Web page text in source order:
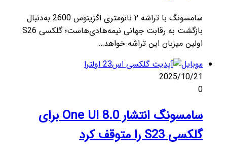
سامسونگ با تراشه ۲ نانومتری اگزینوس 2600 به‌دنبال
بازگشت به رقابت جهانی نیمه‌هادی‌هاست؛ گلکسی S26
اولین میزبان این تراشه خواهد…
موبایل
2025/10/21
0
سامسونگ انتشار One UI 8.0 برای
گلکسی S23 را متوقف کرد